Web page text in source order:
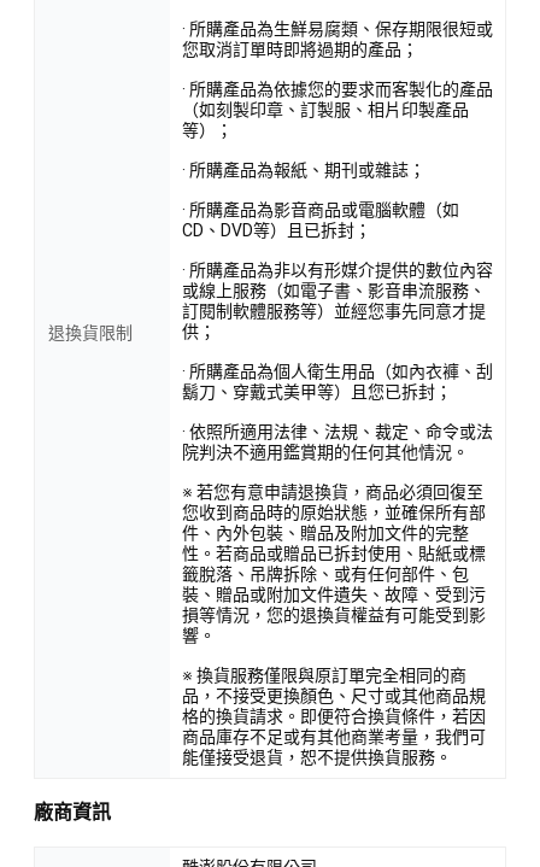
退換貨限制
· 所購產品為生鮮易腐類、保存期限很短或
您取消訂單時即將過期的產品；
· 所購產品為依據您的要求而客製化的產品
（如刻製印章、訂製服、相片印製產品
等）；
· 所購產品為報紙、期刊或雜誌；
· 所購產品為影音商品或電腦軟體（如
CD、DVD等）且已拆封；
· 所購產品為非以有形媒介提供的數位內容
或線上服務（如電子書、影音串流服務、
訂閱制軟體服務等）並經您事先同意才提
供；
· 所購產品為個人衛生用品（如內衣褲、刮
鬍刀、穿戴式美甲等）且您已拆封；
· 依照所適用法律、法規、裁定、命令或法
院判決不適用鑑賞期的任何其他情況。
※ 若您有意申請退換貨，商品必須回復至
您收到商品時的原始狀態，並確保所有部
件、內外包裝、贈品及附加文件的完整
性。若商品或贈品已拆封使用、貼紙或標
籤脫落、吊牌拆除、或有任何部件、包
裝、贈品或附加文件遺失、故障、受到污
損等情況，您的退換貨權益有可能受到影
響。
※ 換貨服務僅限與原訂單完全相同的商
品，不接受更換顏色、尺寸或其他商品規
格的換貨請求。即便符合換貨條件，若因
商品庫存不足或有其他商業考量，我們可
能僅接受退貨，恕不提供換貨服務。
廠商資訊